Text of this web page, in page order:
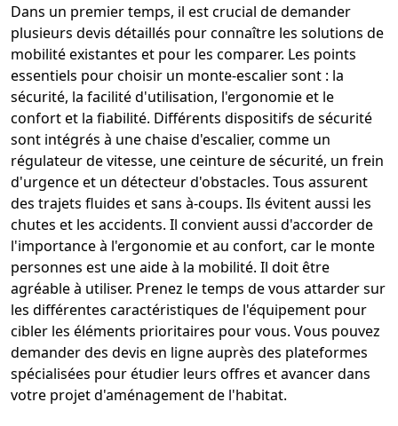
Dans un premier temps, il est crucial de demander
plusieurs devis détaillés pour connaître les solutions de
mobilité existantes et pour les comparer. Les points
essentiels pour choisir un monte-escaliersont : la
sécurité, la facilité d'utilisation, l'ergonomie et le
confort et la fiabilité. Différents dispositifs de sécurité
sont intégrés à une chaise d'escalier, comme un
régulateur de vitesse, une ceinture de sécurité, un frein
d'urgenceet un détecteur d'obstacles. Tous assurent
des trajets fluides et sans à-coups. Ils évitent aussi les
chutes et les accidents. Il convient aussi d'accorder de
l'importance à l'ergonomieet au confort, car le monte
personnes est une aide à la mobilité. Il doit être
agréable à utiliser. Prenez le temps de vous attarder sur
les différentes caractéristiques de l'équipement pour
cibler les éléments prioritaires pour vous. Vous pouvez
demander des devis en ligne auprès des plateformes
spécialisées pour étudier leurs offres et avancer dans
votre projet d'aménagement de l'habitat.